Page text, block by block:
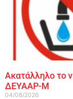
Ακατάλληλο το
ΔΕΥΑΑΡ-Μ
04/08/2026